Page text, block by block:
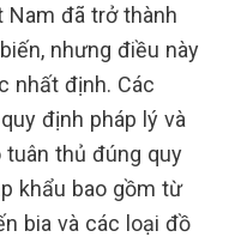
Nam đã trở thành
nhưng điều này
nhất định. Các
định pháp lý và
thủ đúng quy
khẩu bao gồm từ
bia và các loại đồ